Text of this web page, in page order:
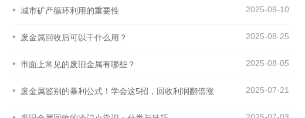
2025-09-10
城市矿产循环利用的重要性
2025-08-25
废金属回收后可以干什么用？
2025-08-05
市面上常见的废旧金属有哪些？
2025-07-21
废金属鉴别的暴利公式！学会这5招，回收利润翻倍涨